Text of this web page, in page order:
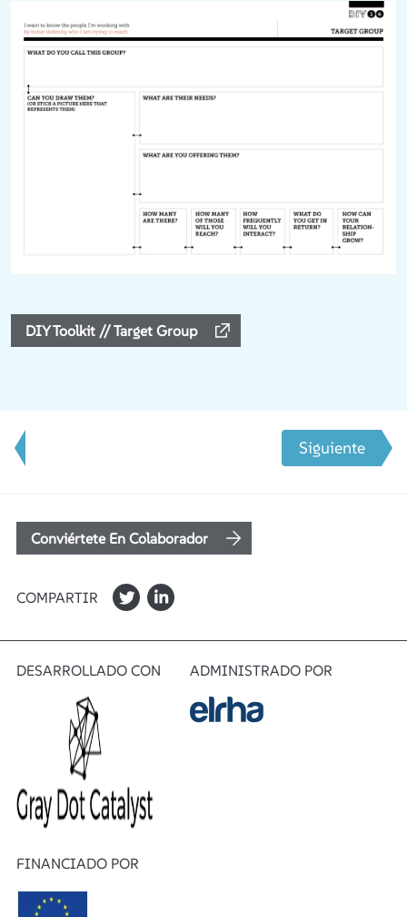
DIY Toolkit // Target Group
Siguiente
Conviértete En Colaborador
COMPARTIR
DESARROLLADO CON ADMINISTRADO POR
FINANCIADO POR